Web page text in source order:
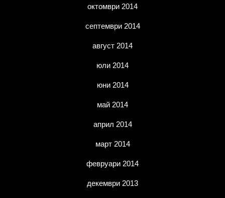
октомври 2014
септември 2014
август 2014
юли 2014
юни 2014
май 2014
април 2014
март 2014
февруари 2014
декември 2013